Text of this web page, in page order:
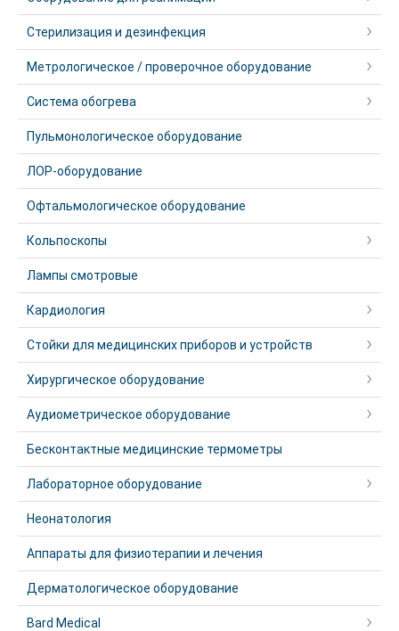
Стерилизация и дезинфекция
Метрологическое / проверочное оборудование
Система обогрева
Пульмонологическое оборудование
ЛОР-оборудование
Офтальмологическое оборудование
Кольпоскопы
Лампы смотровые
Кардиология
Стойки для медицинских приборов и устройств
Хирургическое оборудование
Аудиометрическое оборудование
Бесконтактные медицинские термометры
Лабораторное оборудование
Неонатология
Аппараты для физиотерапии и лечения
Дерматологическое оборудование
Bard Medical